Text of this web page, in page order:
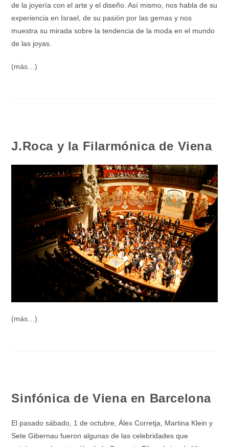
de la joyería con el arte y el diseño. Así mismo, nos habla de su
experiencia en Israel, de su pasión por las gemas y nos
muestra su mirada sobre la tendencia de la moda en el mundo
de las joyas.
(más…)
J.Roca y la Filarmónica de Viena
(más…)
Sinfónica de Viena en Barcelona
El pasado sábado, 1 de octubre, Álex Corretja, Martina Klein y
Sete Gibernau fueron algunas de las celebridades que